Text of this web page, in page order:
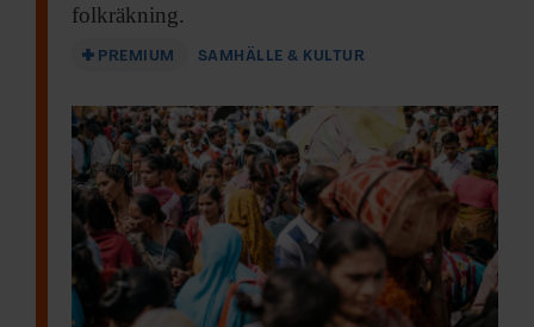
folkräkning.
PREMIUM SAMHÄLLE & KULTUR